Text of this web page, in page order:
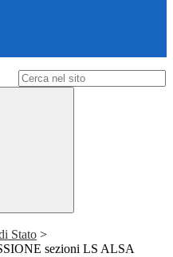
Stato >
sezioni LS ALSA